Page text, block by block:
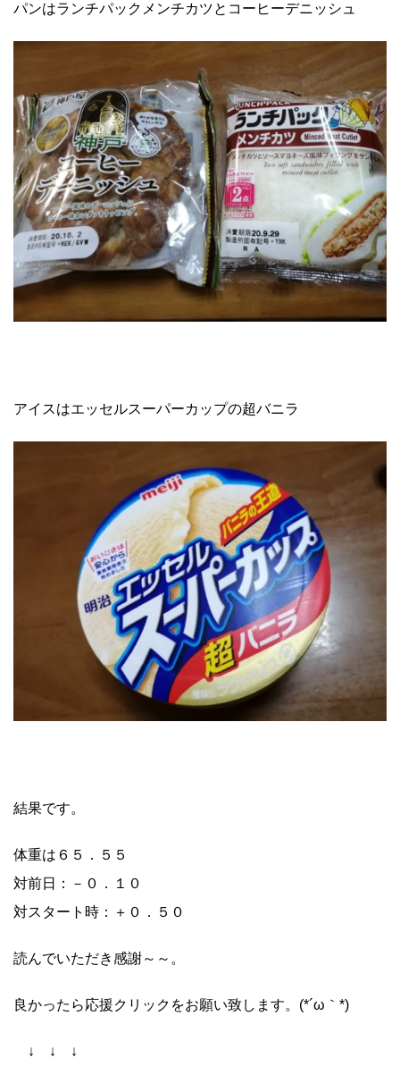
パンはランチパックメンチカツとコーヒーデニッシュ
アイスはエッセルスーパーカップの超バニラ
結果です。
体重は６５．５５
対前日：－０．１０
対スタート時：＋０．５０
読んでいただき感謝～～。
良かったら応援クリックをお願い致します。(*´ω｀*)
↓ ↓ ↓